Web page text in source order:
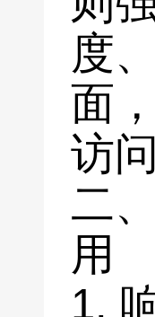
度
面
访
二
用
1.